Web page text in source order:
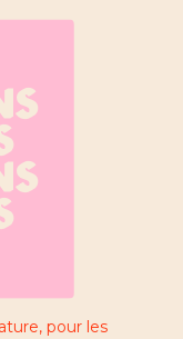
pour les